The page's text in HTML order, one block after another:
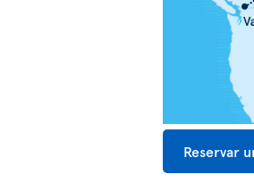
Reservar